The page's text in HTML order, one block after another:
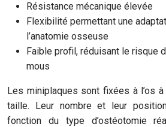
Résistance mécanique élevée
Flexibilité permettant une
l’anatomie osseuse
Faible profil, réduisant le risque
mous
Les miniplaques sont fixées à l’os
taille. Leur nombre et leur
fonction du type d’ostéotomie